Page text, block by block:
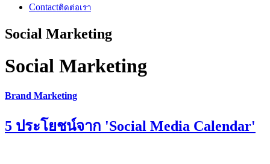
Contactติดต่อเรา
Social Marketing
Social Marketing
Brand Marketing
5 ประโยชน์จาก 'Social Media Calendar'